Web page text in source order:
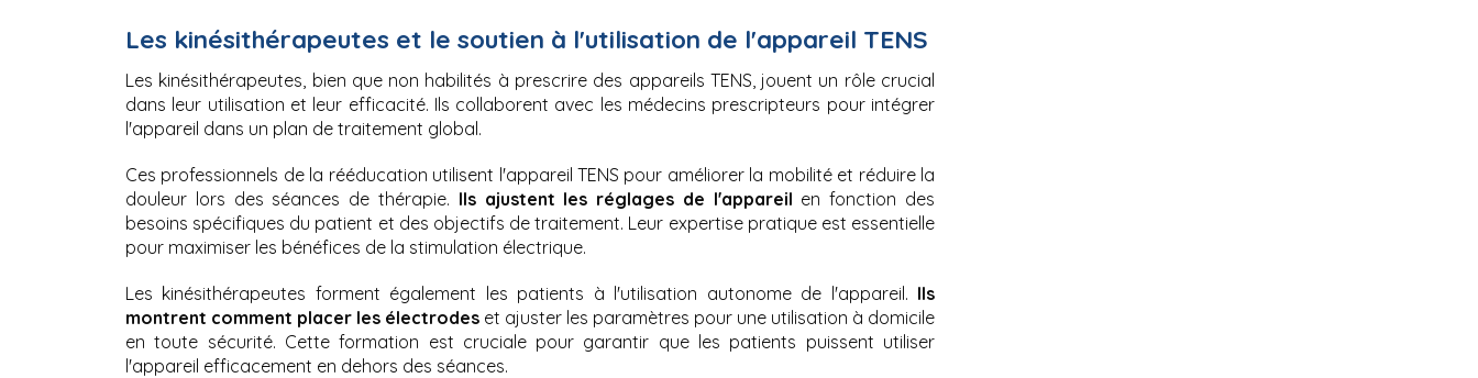
Les kinésithérapeutes et le soutien à l'utilisation de l'appareil TENS
Les kinésithérapeutes, bien que non habilités à prescrire des appareils TENS, jouent un rôle crucial
dans leur utilisation et leur efficacité. Ils collaborent avec les médecins prescripteurs pour intégrer
l'appareil dans un plan de traitement global.
Ces professionnels de la rééducation utilisent l'appareil TENS pour améliorer la mobilité et réduire la
douleur lors des séances de thérapie. Ils ajustent les réglages de l'appareil en fonction des
besoins spécifiques du patient et des objectifs de traitement. Leur expertise pratique est essentielle
pour maximiser les bénéfices de la stimulation électrique.
Les kinésithérapeutes forment également les patients à l'utilisation autonome de l'appareil. Ils
montrent comment placer les électrodes et ajuster les paramètres pour une utilisation à domicile
en toute sécurité. Cette formation est cruciale pour garantir que les patients puissent utiliser
l'appareil efficacement en dehors des séances.